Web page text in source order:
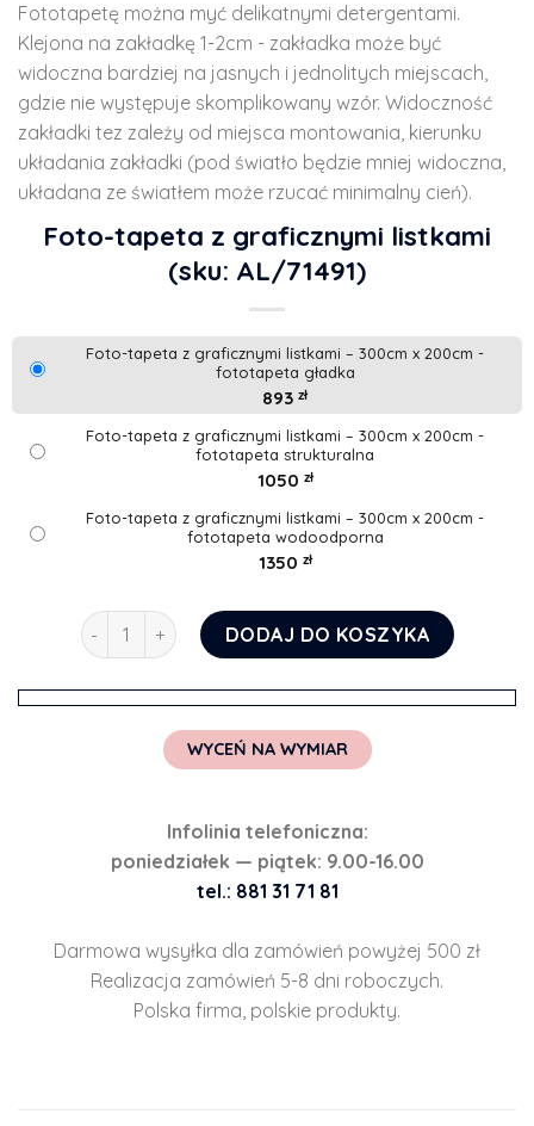
Fototapetę można myć delikatnymi detergentami.
Klejona na zakładkę 1-2cm - zakładka może być
widoczna bardziej na jasnych i jednolitych miejscach,
gdzie nie występuje skomplikowany wzór. Widoczność
zakładki tez zależy od miejsca montowania, kierunku
układania zakładki (pod światło będzie mniej widoczna,
układana ze światłem może rzucać minimalny cień).
Foto-tapeta z graficznymi listkami
(sku: AL/71491)
Foto-tapeta z graficznymi listkami – 300cm x 200cm -
fototapeta gładka
893 zł
Foto-tapeta z graficznymi listkami – 300cm x 200cm -
fototapeta strukturalna
1050 zł
Foto-tapeta z graficznymi listkami – 300cm x 200cm -
fototapeta wodoodporna
1350 zł
ilość Foto-tapeta z graficznymi listkami
DODAJ DO KOSZYKA
WYCEŃ NA WYMIAR
Infolinia telefoniczna:
poniedziałek — piątek: 9.00-16.00
tel.: 881 31 71 81
Darmowa wysyłka dla zamówień powyżej 500 zł
Realizacja zamówień 5-8 dni roboczych.
Polska firma, polskie produkty.